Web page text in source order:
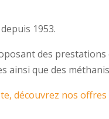
1953.
des
ainsi que des
découvrez nos offres